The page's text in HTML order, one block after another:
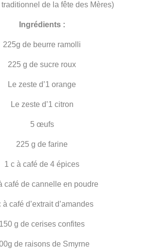
traditionnel de la fête des Mères)
Ingrédients :
225g de beurre ramolli
225 g de sucre roux
Le zeste d’1 orange
Le zeste d’1 citron
5 œufs
225 g de farine
1 c à café de 4 épices
café de cannelle en poudre
à café d’extrait d’amandes
150 g de cerises confites
de raisons de Smyrne